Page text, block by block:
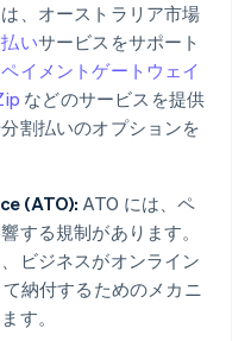
、オーストラリア市場
いサービスをサポート
ペイメントゲートウェイ
などのサービスを提供
割払いのオプションを
(ATO): ATO には、ペ
する規制があります。
ビジネスがオンライン
納付するためのメカニ
す。